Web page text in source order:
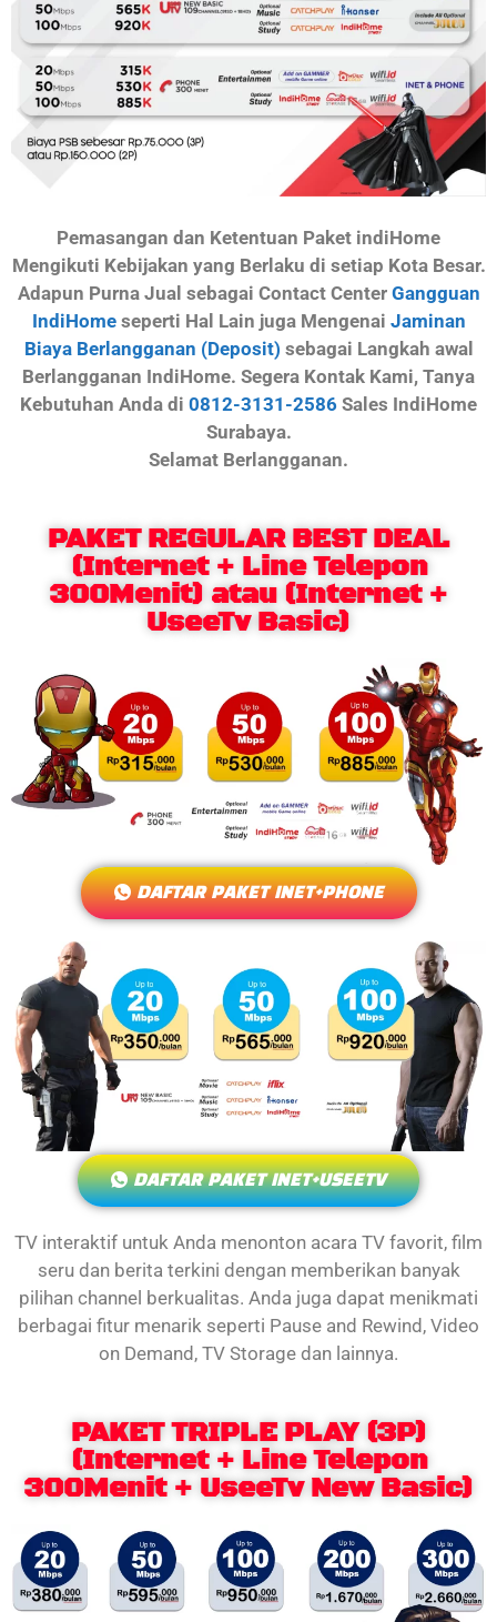
Pemasangan dan Ketentuan Paket indiHome
Mengikuti Kebijakan yang Berlaku di setiap Kota Besar.
Adapun Purna Jual sebagai Contact Center Gangguan
IndiHomeseperti Hal Lain juga Mengenai Jaminan
Biaya Berlangganan (Deposit) sebagai Langkah awal
Berlangganan IndiHome. Segera Kontak Kami, Tanya
Kebutuhan Anda di 0812-3131-2586 Sales IndiHome
Surabaya.
Selamat Berlangganan.
PAKET REGULAR BEST DEAL
(Internet + Line Telepon
300Menit) atau (Internet +
UseeTv Basic)
DAFTAR PAKET INET+PHONE
DAFTAR PAKET INET+USEETV
TV interaktif untuk Anda menonton acara TV favorit, film
seru dan berita terkini dengan memberikan banyak
pilihan channel berkualitas. Anda juga dapat menikmati
berbagai fitur menarik seperti Pause and Rewind, Video
on Demand, TV Storage dan lainnya.
PAKET TRIPLE PLAY (3P)
(Internet + Line Telepon
300Menit + UseeTv New Basic)